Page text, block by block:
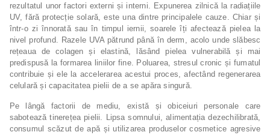
rezultatul unor factori externi și interni. Expunerea zilnică la radiațiile
UV, fără protecție solară, este una dintre principalele cauze. Chiar și
într-o zi înnorată sau în timpul iernii, soarele îți afectează pielea la
nivel profund. Razele UVA pătrund până în derm, acolo unde slăbesc
rețeaua de colagen și elastină, lăsând pielea vulnerabilă și mai
predispusă la formarea liniilor fine. Poluarea, stresul cronic și fumatul
contribuie și ele la accelerarea acestui proces, afectând regenerarea
celulară și capacitatea pielii de a se apăra singură.
Pe lângă factorii de mediu, există și obiceiuri personale care
sabotează tinerețea pielii. Lipsa somnului, alimentația dezechilibrată,
consumul scăzut de apă și utilizarea produselor cosmetice agresive